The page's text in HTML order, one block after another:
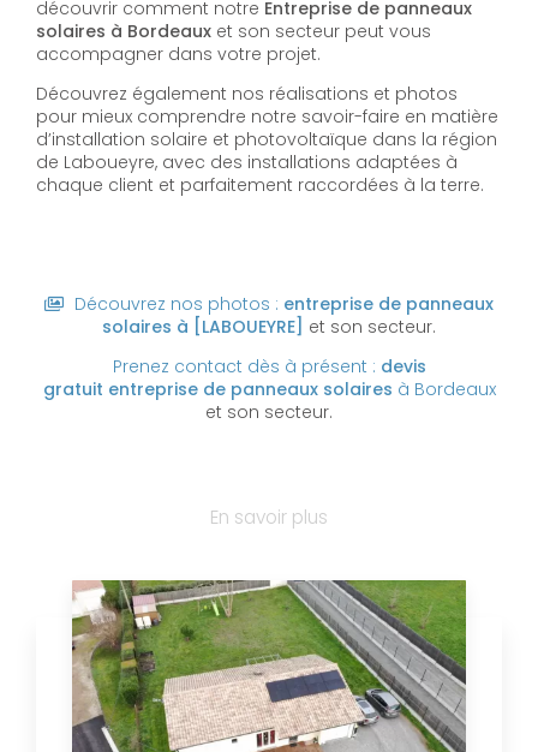
découvrir comment notre Entreprise de panneaux
solaires à Bordeaux et son secteur peut vous
accompagner dans votre projet.
Découvrez également nos réalisations et photos
pour mieux comprendre notre savoir-faire en matière
d’installation solaire et photovoltaïque dans la région
de Laboueyre, avec des installations adaptées à
chaque client et parfaitement raccordées à la terre.
Découvrez nos photos : entreprise de panneaux
solaires à [LABOUEYRE] et son secteur.
Prenez contact dès à présent : devis
gratuit entreprise de panneaux solaires à Bordeaux
et son secteur.
En savoir plus